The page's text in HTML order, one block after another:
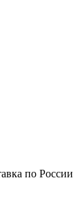
по России